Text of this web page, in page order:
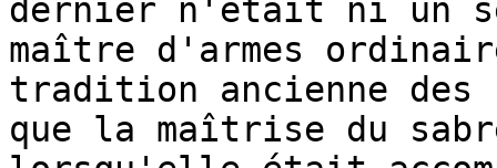
dernier n'était ni un
maître d'armes
tradition ancienne des
que la maîtrise du